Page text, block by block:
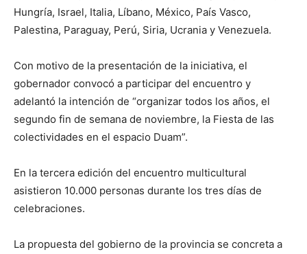
Hungría, Israel, Italia, Líbano, México, País Vasco,
Palestina, Paraguay, Perú, Siria, Ucrania y Venezuela.
Con motivo de la presentación de la iniciativa, el
gobernador convocó a participar del encuentro y
adelantó la intención de “organizar todos los años, el
segundo fin de semana de noviembre, la Fiesta de las
colectividades en el espacio Duam”.
En la tercera edición del encuentro multicultural
asistieron 10.000 personas durante los tres días de
celebraciones.
La propuesta del gobierno de la provincia se concreta a